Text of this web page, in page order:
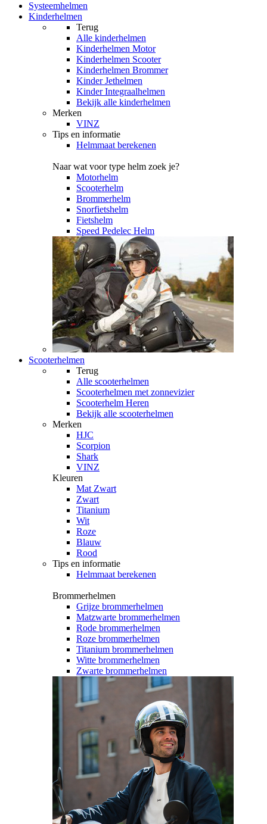
Systeemhelmen
Kinderhelmen
Terug
Alle kinderhelmen
Kinderhelmen Motor
Kinderhelmen Scooter
Kinderhelmen Brommer
Kinder Jethelmen
Kinder Integraalhelmen
Bekijk alle kinderhelmen
Merken
VINZ
Tips en informatie
Helmmaat berekenen
Naar wat voor type helm zoek je?
Motorhelm
Scooterhelm
Brommerhelm
Snorfietshelm
Fietshelm
Speed Pedelec Helm
Scooterhelmen
Terug
Alle scooterhelmen
Scooterhelmen met zonnevizier
Scooterhelm Heren
Bekijk alle scooterhelmen
Merken
HJC
Scorpion
Shark
VINZ
Kleuren
Mat Zwart
Zwart
Titanium
Wit
Roze
Blauw
Rood
Tips en informatie
Helmmaat berekenen
Brommerhelmen
Grijze brommerhelmen
Matzwarte brommerhelmen
Rode brommerhelmen
Roze brommerhelmen
Titanium brommerhelmen
Witte brommerhelmen
Zwarte brommerhelmen